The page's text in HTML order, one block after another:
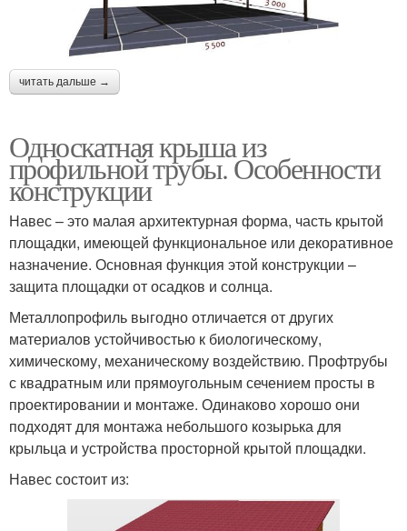
читать дальше →
Односкатная крыша из
профильной трубы. Особенности
конструкции
Навес – это малая архитектурная форма, часть крытой
площадки, имеющей функциональное или декоративное
назначение. Основная функция этой конструкции –
защита площадки от осадков и солнца.
Металлопрофиль выгодно отличается от других
материалов устойчивостью к биологическому,
химическому, механическому воздействию. Профтрубы
с квадратным или прямоугольным сечением просты в
проектировании и монтаже. Одинаково хорошо они
подходят для монтажа небольшого козырька для
крыльца и устройства просторной крытой площадки.
Навес состоит из: